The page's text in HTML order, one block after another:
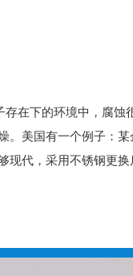
在下的环境中，腐蚀
。美国有一个例子：
代，采用不锈钢更换